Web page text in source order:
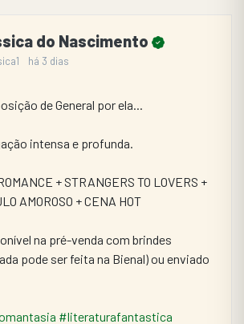
do Nascimento
há 3 dias
de General por ela...
intensa e profunda.
+ STRANGERS TO LOVERS +
AMOROSO + CENA HOT
na pré-venda com brindes
pode ser feita na Bienal) ou enviado
#literaturafantastica